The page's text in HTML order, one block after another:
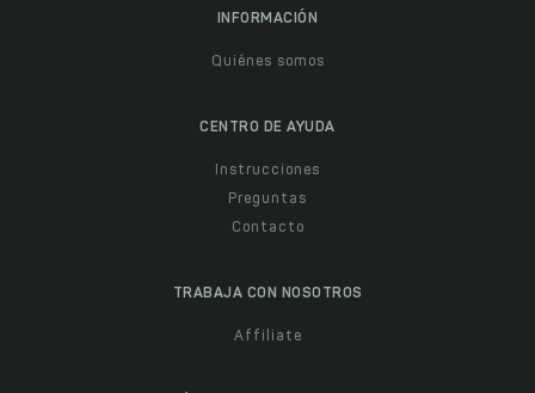
INFORMACIÓN
Quiénes somos
CENTRO DE AYUDA
Instrucciones
Preguntas
Contacto
TRABAJA CON NOSOTROS
Affiliate